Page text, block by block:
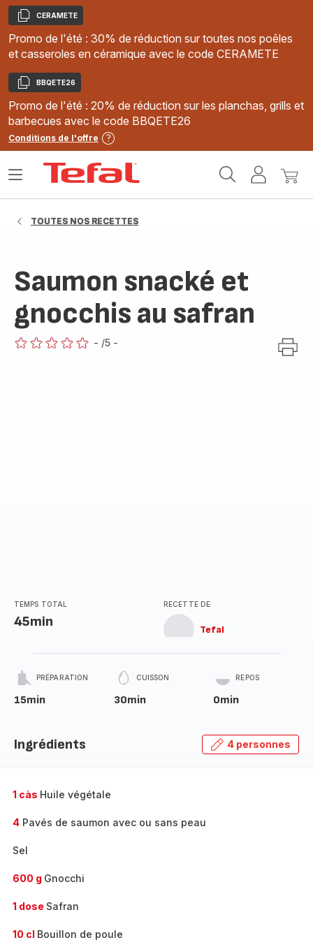
Copier
CERAMETE
Promo de l'été : 30% de réduction sur toutes nos poêles
et casseroles en céramique avec le code CERAMETE
Copier
BBQETE26
Promo de l'été : 20% de réduction sur les planchas, grills et
barbecues avec le code BBQETE26
Conditions de l'offre
MonMon
Ouvrir
TOUTES NOS RECETTES
Saumon snacké et
gnocchis au safran
- /5 -
TEMPS TOTAL
45min
RECETTE DE
Tefal
PRÉPARATION
15min
CUISSON
30min
REPOS
0min
Ingrédients 4 personnes
1 càs Huile végétale
4 Pavés de saumon avec ou sans peau
Sel
600 g Gnocchi
1 dose Safran
10 cl Bouillon de poule